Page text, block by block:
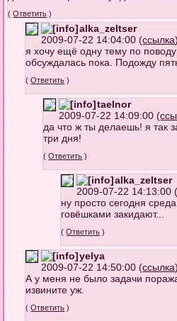
(Ответить )
alka_zeltser
2009-07-22 14:04:00 (ссылка)
я хочу ещё одну тему по
обсуждалась пока. Подожду
(Ответить )
taelnor
2009-07-22 14:09:00 (
да что ж ты делаешь! я так
три дня!
(Ответить )
alka_zeltser
2009-07-22 14:13:00
ну просто сегодня
говёшками закидают...
(Ответить )
yelya
2009-07-22 14:50:00 (ссылка)
А у меня не было задачи
извините уж.
(Ответить )